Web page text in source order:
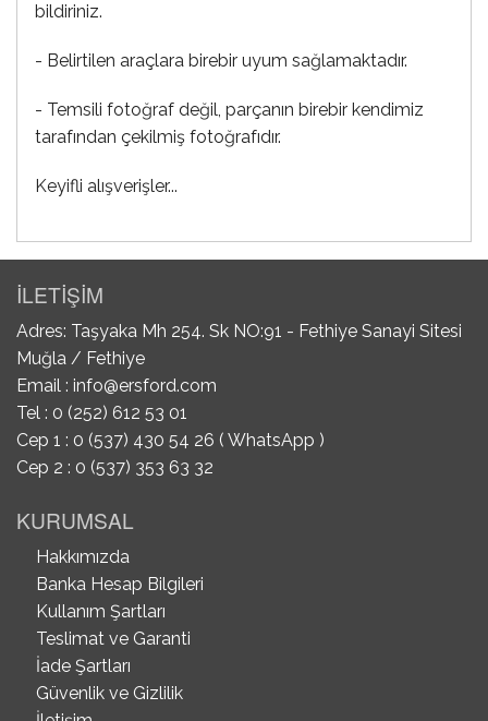
bildiriniz.
- Belirtilen araçlara birebir uyum sağlamaktadır.
- Temsili fotoğraf değil, parçanın birebir kendimiz
tarafından çekilmiş fotoğrafıdır.
Keyifli alışverişler...
İLETİŞİM
Adres: Taşyaka Mh 254. Sk NO:91 - Fethiye Sanayi Sitesi
Muğla / Fethiye
Email : info@ersford.com
Tel : 0 (252) 612 53 01
Cep 1 : 0 (537) 430 54 26 ( WhatsApp )
Cep 2 : 0 (537) 353 63 32
KURUMSAL
Hakkımızda
Banka Hesap Bilgileri
Kullanım Şartları
Teslimat ve Garanti
İade Şartları
Güvenlik ve Gizlilik